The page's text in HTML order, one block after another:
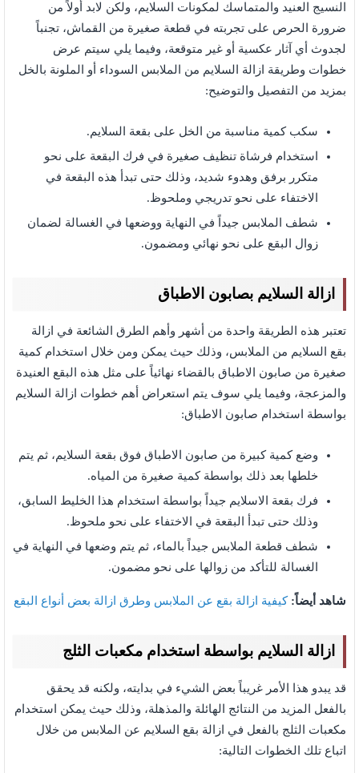
النسيج العنيد والمتماسك لمكونات السلايم، ولكن لابد أولاً من
ضرورة الحرص على تجربته في قطعة صغيرة من القماش، تجنباً
لجدوث أي آثار عكسية أو غير متوقعة، وفيما يلي سيتم عرض
خطوات وطريقة ازالة السلايم من الملابس السوداء أو الملونة بالخل
بمزيد من التفصيل والتوضيح:
سكب كمية مناسبة من الخل على بقعة السلايم.
استخدام فرشاة تنظيف صغيرة في فرك البقعة على نحو
متكرر برفق وهدوء شديد، وذلك حتى تبدأ هذه البقعة في
الاختفاء على نحو تدريجي وملحوظ.
شطف الملابس جيداً في النهاية ووضعها في الغسالة لضمان
زوال البقع على نحو نهائي ومضمون.
ازالة السلايم بصابون الاطباق
تعتبر هذه الطريقة واحدة من أشهر وأهم الطرق الشائعة في ازالة
بقع السلايم من الملابس، وذلك حيث يمكن ومن خلال استخدام كمية
صغيرة من صابون الاطباق بالقضاء نهائياً على مثل هذه البقع العنيدة
والمزعجة، وفيما يلي سوف يتم استعراض أهم خطوات ازالة السلايم
بواسطة استخدام صابون الاطباق:
وضع كمية كبيرة من صابون الاطباق فوق بقعة السلايم، ثم يتم
خلطها بعد ذلك بواسطة كمية صغيرة من المياه.
فرك بقعة الاسلايم جيداً بواسطة استخدام هذا الخليط السابق،
وذلك حتى تبدأ البقعة في الاختفاء على نحو ملحوظ.
شطف قطعة الملابس جيداً بالماء، ثم يتم وضعها في النهاية في
الغسالة للتأكد من زوالها على نحو مضمون.
شاهد أيضاً: كيفية ازالة بقع عن الملابس وطرق ازالة بعض أنواع البقع
ازالة السلايم بواسطة استخدام مكعبات الثلج
قد يبدو هذا الأمر غريباً بعض الشيء في بدايته، ولكنه قد يحقق
بالفعل المزيد من النتائج الهائلة والمذهلة، وذلك حيث يمكن استخدام
مكعبات الثلج بالفعل في ازالة بقع السلايم عن الملابس من خلال
اتباع تلك الخطوات التالية: